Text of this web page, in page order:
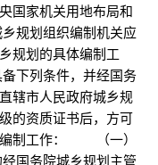
国家机关用地布局和
划组织编制机关应
规划的具体编制工
下列条件，并经国务
辖市人民政府城乡规
的资质证书后，方可
编制工作： （一）
务院城乡规划主管